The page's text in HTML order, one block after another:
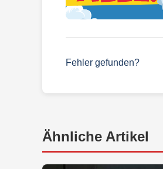
Fehler gefunden?
Ähnliche Artikel